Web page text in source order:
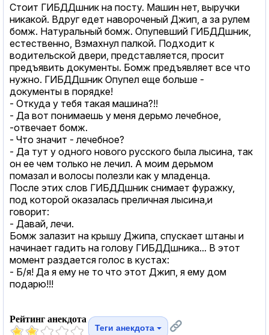
Стоит ГИБДДшник на посту. Машин нет, выручки
никакой. Вдруг едет навороченый Джип, а за рулем
бомж. Натуральный бомж. Опупевший ГИБДДшник,
естественно, Взмахнул палкой. Подходит к
водительской двери, представляется, просит
предъявить документы. Бомж предъявляет все что
нужно. ГИБДДшник Опупел еще больше -
документы в порядке!
- Откуда у тебя такая машина?!!
- Да вот понимаешь у меня дерьмо лечебное,
-отвечает бомж.
- Что значит - лечебное?
- Да тут у одного нового русского была лысина, так
он ее чем только не лечил. А моим дерьмом
помазал и волосы полезли как у младенца.
После этих слов ГИБДДшник снимает фуражку,
под которой оказалась преличная лысина,и
говорит:
- Давай, лечи.
Бомж залазит на крышу Джипа, спускает штаны и
начинает гадить на голову ГИБДДшника... В этот
момент раздается голос в кустах:
- Б/я! Да я ему не то что этот Джип, я ему дом
подарю!!!
Рейтинг анекдота
Теги анекдота